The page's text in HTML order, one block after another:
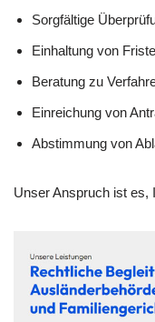
Sorgfältige
Einhaltung von
Beratung zu
Einreichung von
Abstimmung von
Unser Anspruch ist es,